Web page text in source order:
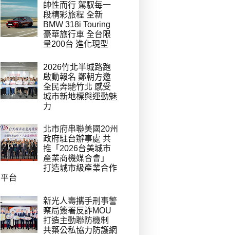
帥性而行 駕馭每一
段精彩旅程 全新
BMW 318i Touring
豪華旅行車 全台限
量200台 進化現型
2026竹北半城路跑
啟動報名 鄭朝方邀
全民奔馳竹北 感受
城市新地標與運動魅
力
北市府串聯美國20州
政府駐台辦事處 共
推「2026台美城市
產業商機媒合會」
打造城市級產業合作
平台
新光人壽攜手刑事警
察局簽署反詐MOU
打造主動聯防機制
共築公私協力防護網